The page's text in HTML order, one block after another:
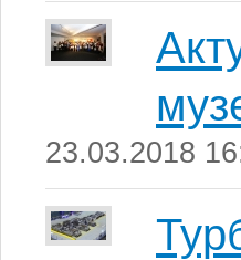
23.03.2018